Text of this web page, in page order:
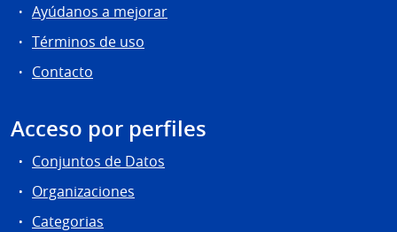
Ayúdanos a mejorar
Términos de uso
Contacto
Acceso por perfiles
Conjuntos de Datos
Organizaciones
Categorias